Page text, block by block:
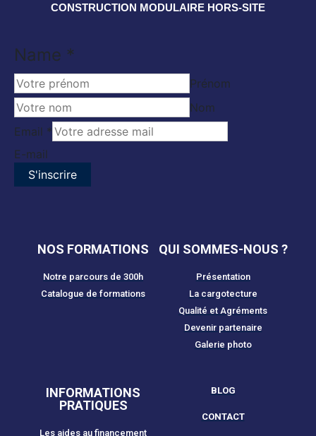
CONSTRUCTION MODULAIRE HORS-SITE
Name
Name *
Prénom
Nom
Email *
E-mail
S'inscrire
NOS FORMATIONS
Notre parcours de 300h
Catalogue de formations
QUI SOMMES-NOUS ?
Présentation
La cargotecture
Qualité et Agréments
Devenir partenaire
Galerie photo
INFORMATIONS
PRATIQUES
Les aides au financement
BLOG
CONTACT